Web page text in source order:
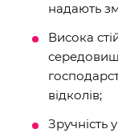
надають
Висока
відколів;
Зручність